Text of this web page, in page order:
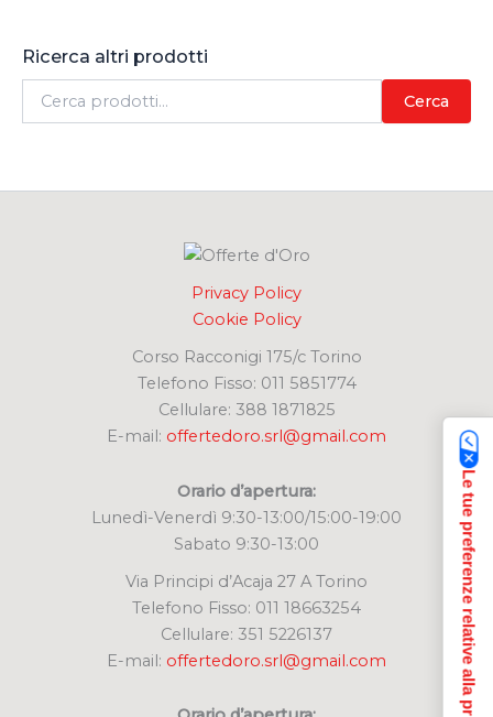
Ricerca altri prodotti
Cerca
Privacy Policy
Cookie Policy
Corso Racconigi 175/c Torino
Telefono Fisso: 011 5851774
Cellulare: 388 1871825
E-mail: offertedoro.srl@gmail.com
Orario d’apertura:
Lunedì-Venerdì 9:30-13:00/15:00-19:00
Sabato 9:30-13:00
Via Principi d’Acaja 27 A Torino
Telefono Fisso: 011 18663254
Cellulare: 351 5226137
E-mail: offertedoro.srl@gmail.com Le tue preferenze relative alla privacy